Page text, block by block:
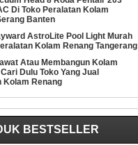
Di Toko Peralatan Kolam
Banten
AstroLite Pool Light Murah
Kolam Renang Tangerang
Atau Membangun Kolam
Dulu Toko Yang Jual
Kolam Renang
BESTSELLER